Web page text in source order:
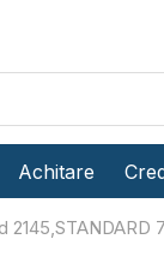
Achitare
2145,STANDARD